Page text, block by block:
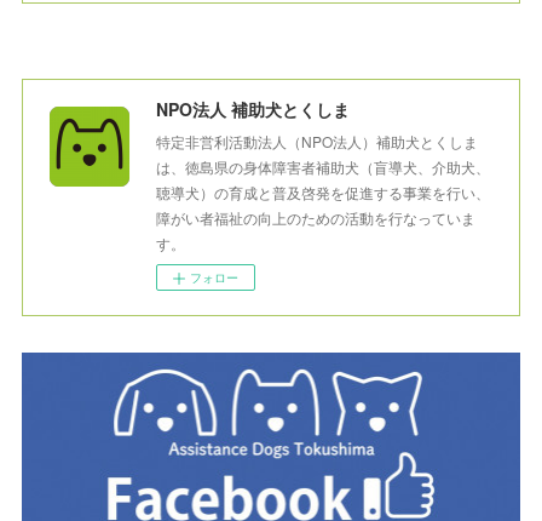
NPO法人 補助犬とくしま
特定非営利活動法人（NPO法人）補助犬とくしま
は、徳島県の身体障害者補助犬（盲導犬、介助犬、
聴導犬）の育成と普及啓発を促進する事業を行い、
障がい者福祉の向上のための活動を行なっていま
す。
フォロー